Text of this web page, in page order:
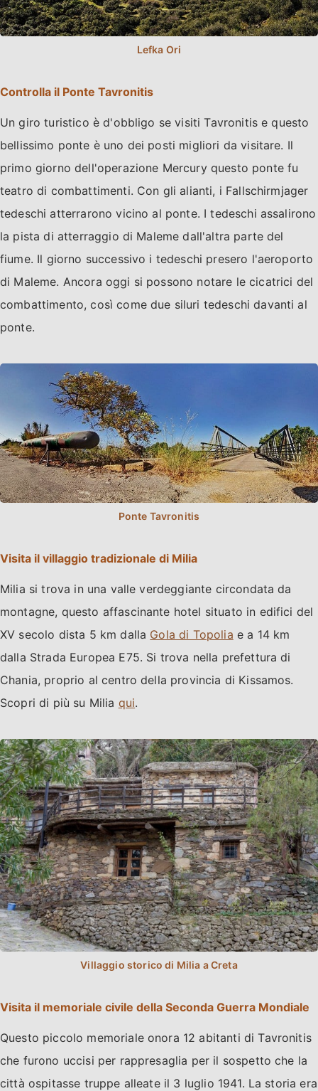
Controlla il Ponte Tavronitis
Un giro turistico è d'obbligo se visiti Tavronitis e questo
bellissimo ponte è uno dei posti migliori da visitare. Il
primo giorno dell'operazione Mercury questo ponte fu
teatro di combattimenti. Con gli alianti, i Fallschirmjager
tedeschi atterrarono vicino al ponte. I tedeschi assalirono
la pista di atterraggio di Maleme dall'altra parte del
fiume. Il giorno successivo i tedeschi presero l'aeroporto
di Maleme. Ancora oggi si possono notare le cicatrici del
combattimento, così come due siluri tedeschi davanti al
ponte.
Visita il villaggio tradizionale di Milia
Milia si trova in una valle verdeggiante circondata da
montagne, questo affascinante hotel situato in edifici del
XV secolo dista 5 km dalla Gola di Topolia e a 14 km
dalla Strada Europea E75. Si trova nella prefettura di
Chania, proprio al centro della provincia di Kissamos.
Scopri di più su Milia qui.
Visita il memoriale civile della Seconda Guerra Mondiale
Questo piccolo memoriale onora 12 abitanti di Tavronitis
che furono uccisi per rappresaglia per il sospetto che la
città ospitasse truppe alleate il 3 luglio 1941. La storia era